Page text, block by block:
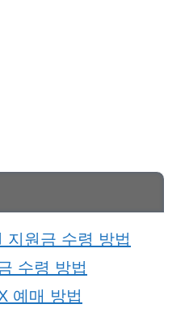
지원금 수령 방법
수령 방법
예매 방법